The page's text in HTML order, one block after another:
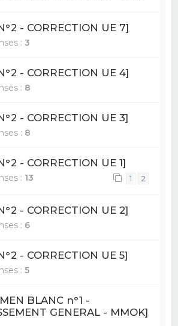
- CORRECTION UE 7]
:3
- CORRECTION UE 4]
: 8
- CORRECTION UE 3]
: 8
- CORRECTION UE 1]
: 13 1 2
- CORRECTION UE 2]
: 6
- CORRECTION UE 5]
:5
BLANC n°1 -
GENERAL - MMOK]